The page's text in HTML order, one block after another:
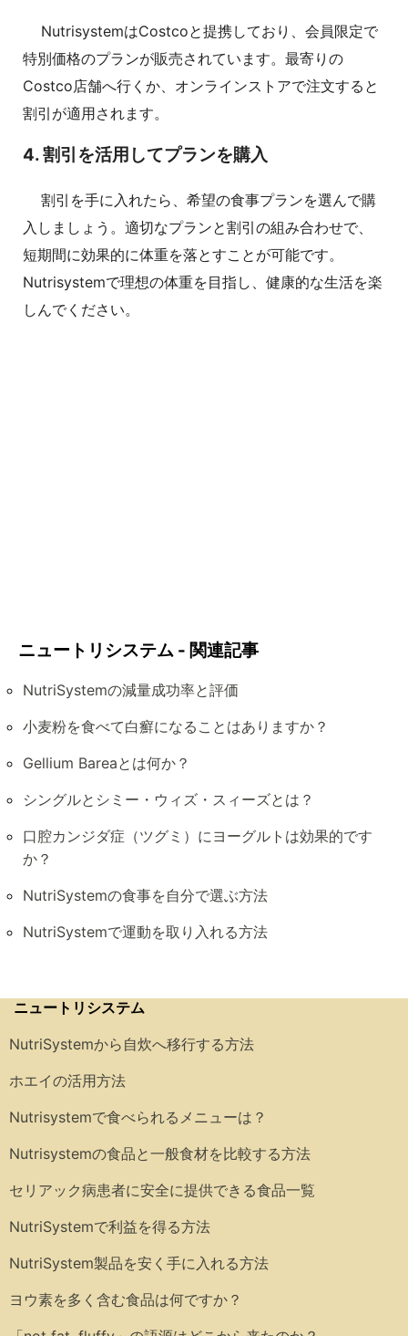
NutrisystemはCostcoと提携しており、会員限定で
特別価格のプランが販売されています。最寄りの
Costco店舗へ行くか、オンラインストアで注文すると
割引が適用されます。
4. 割引を活用してプランを購入
割引を手に入れたら、希望の食事プランを選んで購
入しましょう。適切なプランと割引の組み合わせで、
短期間に効果的に体重を落とすことが可能です。
Nutrisystemで理想の体重を目指し、健康的な生活を楽
しんでください。
ニュートリシステム - 関連記事
NutriSystemの減量成功率と評価
小麦粉を食べて白癬になることはありますか？
Gellium Bareaとは何か？
シングルとシミー・ウィズ・スィーズとは？
口腔カンジダ症（ツグミ）にヨーグルトは効果的です
か？
NutriSystemの食事を自分で選ぶ方法
NutriSystemで運動を取り入れる方法
ニュートリシステム
NutriSystemから自炊へ移行する方法
ホエイの活用方法
Nutrisystemで食べられるメニューは？
Nutrisystemの食品と一般食材を比較する方法
セリアック病患者に安全に提供できる食品一覧
NutriSystemで利益を得る方法
NutriSystem製品を安く手に入れる方法
ヨウ素を多く含む食品は何ですか？